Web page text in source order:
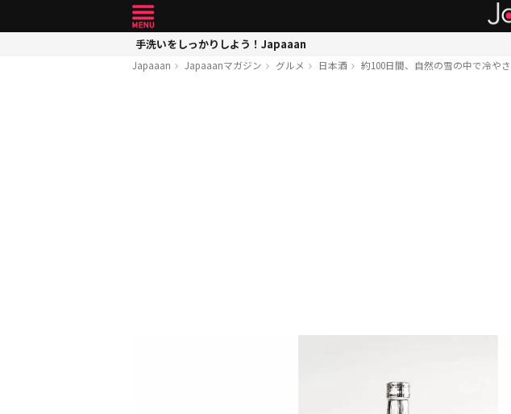
手洗いをしっかりしよう！Japaaan
Japaaan Japaaanマガジン グルメ 日本酒 約100日間、自然の雪の中で冷や